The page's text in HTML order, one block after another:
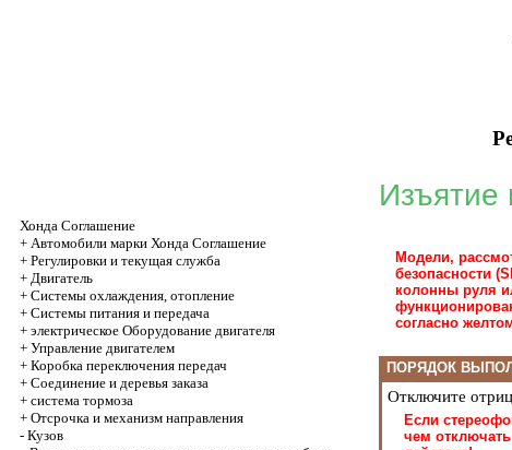
Хонда Соглашение
+ Автомобили марки Хонда Соглашение
+ Регулировки и текущая служба
+ Двигатель
+ Системы охлаждения, отопление
+ Системы питания и передача
+ электрическое Оборудование двигателя
+ Управление двигателем
+ Коробка переключения передач
+ Соединение и деревья заказа
+ система тормоза
+ Отсрочка и механизм направления
- Кузов
Изъятие
Модели,
безопасности
колонны руля
согласно
ПОРЯДОК
Отключите
Если
чем